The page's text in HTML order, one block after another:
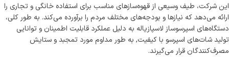
این شرکت، طیف وسیعی از قهوه‌سازهای مناسب برای استفاده خانگی و تجاری را
ارائه می‌دهد که نیازها و بودجه‌های مختلف مردم را برآورده می‌کند. به طور کلی،
دستگاه‌های اسپرسوساز لاسپازیاله به دلیل عملکرد قابلیت اطمینان و توانایی
تولید شات‌های اسپرسو با کیفیت, به طور مداوم مورد تمجبد و ستایش
مصرف‌کنندگان قرار می‌گیرند.